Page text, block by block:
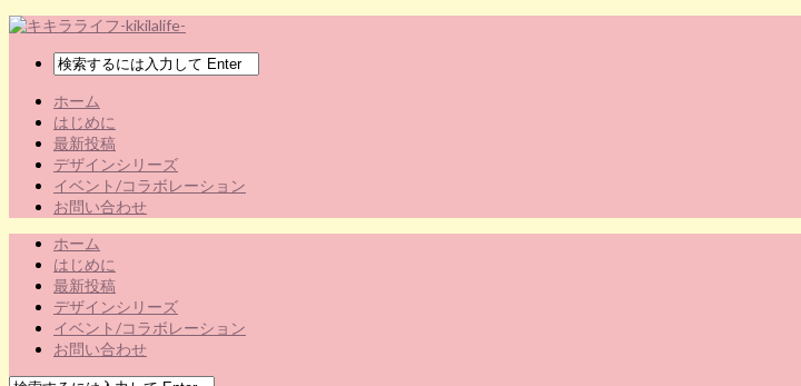
ホーム
はじめに
最新投稿
デザインシリーズ
イベント/コラボレーション
お問い合わせ
ホーム
はじめに
最新投稿
デザインシリーズ
イベント/コラボレーション
お問い合わせ